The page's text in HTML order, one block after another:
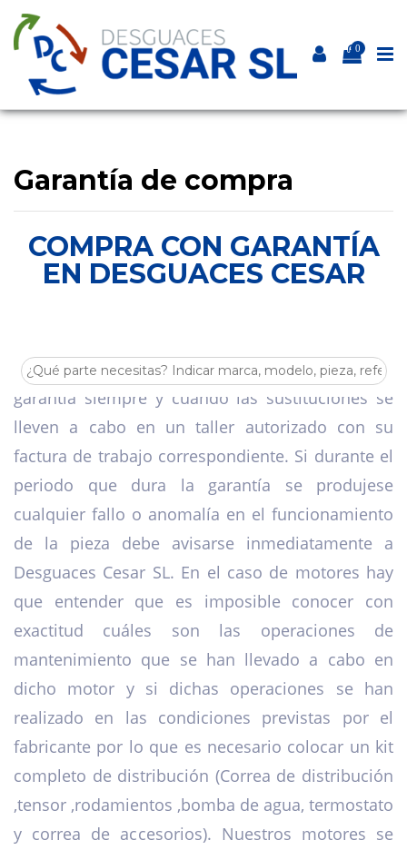
0
Garantía de compra
COMPRA CON GARANTÍA
EN DESGUACES CESAR
Todos nuestros recambios tienen 1 año de
garantía siempre y cuando las sustituciones se
lleven a cabo en un taller autorizado con su
factura de trabajo correspondiente. Si durante el
periodo que dura la garantía se produjese
cualquier fallo o anomalía en el funcionamiento
de la pieza debe avisarse inmediatamente a
Desguaces Cesar SL. En el caso de motores hay
que entender que es imposible conocer con
exactitud cuáles son las operaciones de
mantenimiento que se han llevado a cabo en
dicho motor y si dichas operaciones se han
realizado en las condiciones previstas por el
fabricante por lo que es necesario colocar un kit
completo de distribución (Correa de distribución
,tensor ,rodamientos ,bomba de agua, termostato
y correa de accesorios). Nuestros motores se